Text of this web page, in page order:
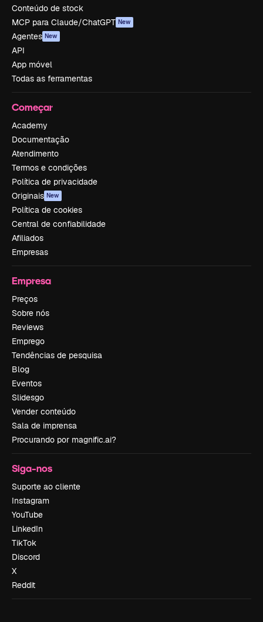
Conteúdo de stock
MCP para Claude/ChatGPT New
Agentes New
API
App móvel
Todas as ferramentas
Começar
Academy
Documentação
Atendimento
Termos e condições
Política de privacidade
Originais New
Política de cookies
Central de confiabilidade
Afiliados
Empresas
Empresa
Preços
Sobre nós
Reviews
Emprego
Tendências de pesquisa
Blog
Eventos
Slidesgo
Vender conteúdo
Sala de imprensa
Procurando por magnific.ai?
Siga-nos
Suporte ao cliente
Instagram
YouTube
LinkedIn
TikTok
Discord
X
Reddit